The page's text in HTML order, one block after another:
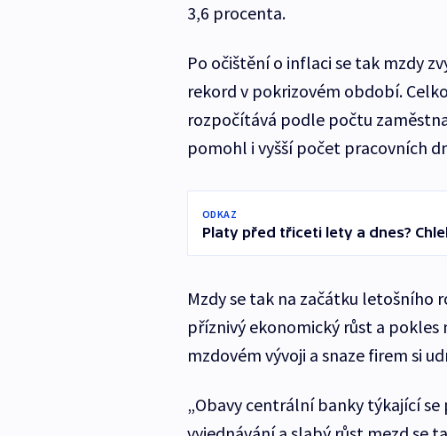
3,6 procenta.
Po očištění o inflaci se tak mzdy
rekord v pokrizovém období.
rozpočítává podle počtu
pomohl i vyšší počet pracovních
ODKAZ
Platy před třiceti lety a dnes?
Mzdy se tak na začátku letošního
příznivý ekonomický růst a
mzdovém vývoji a snaze firem si
„Obavy centrální banky týkající